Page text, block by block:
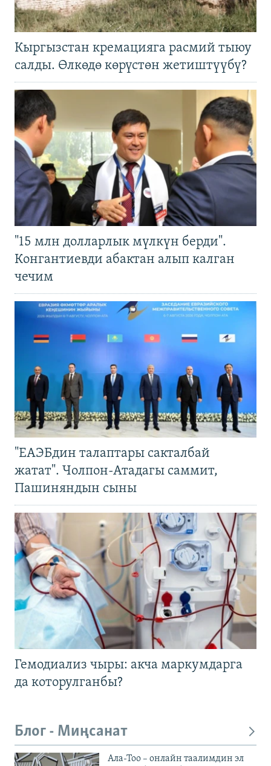
Кыргызстан кремацияга расмий тыюу
салды. Өлкөдө көрүстөн жетиштүүбү?
"15 млн долларлык мүлкүн берди".
Конгантиевди абактан алып калган
чечим
"ЕАЭБдин талаптары сакталбай
жатат". Чолпон-Атадагы саммит,
Пашиняндын сыны
Гемодиализ чыры: акча маркумдарга
да которулганбы?
Блог - Миңсанат
Ала-Тоо – онлайн таалимдин эл